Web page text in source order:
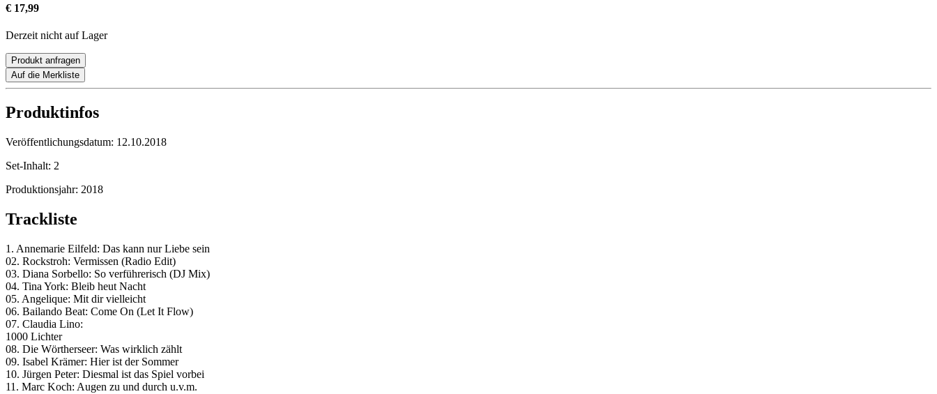
€ 17,99
Derzeit nicht auf Lager
Produkt anfragen
Auf die Merkliste
Produktinfos
Veröffentlichungsdatum: 12.10.2018
Set-Inhalt: 2
Produktionsjahr: 2018
Trackliste
1. Annemarie Eilfeld: Das kann nur Liebe sein
02. Rockstroh: Vermissen (Radio Edit)
03. Diana Sorbello: So verführerisch (DJ Mix)
04. Tina York: Bleib heut Nacht
05. Angelique: Mit dir vielleicht
06. Bailando Beat: Come On (Let It Flow)
07. Claudia Lino:
1000 Lichter
08. Die Wörtherseer: Was wirklich zählt
09. Isabel Krämer: Hier ist der Sommer
10. Jürgen Peter: Diesmal ist das Spiel vorbei
11. Marc Koch: Augen zu und durch u.v.m.